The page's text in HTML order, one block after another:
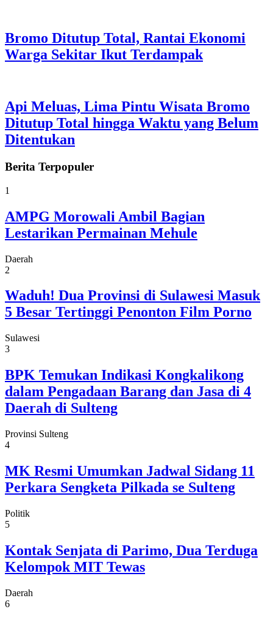
Bromo Ditutup Total, Rantai Ekonomi
Warga Sekitar Ikut Terdampak
Api Meluas, Lima Pintu Wisata Bromo
Ditutup Total hingga Waktu yang Belum
Ditentukan
Berita Terpopuler
1
AMPG Morowali Ambil Bagian
Lestarikan Permainan Mehule
Daerah
2
Waduh! Dua Provinsi di Sulawesi Masuk
5 Besar Tertinggi Penonton Film Porno
Sulawesi
3
BPK Temukan Indikasi Kongkalikong
dalam Pengadaan Barang dan Jasa di 4
Daerah di Sulteng
Provinsi Sulteng
4
MK Resmi Umumkan Jadwal Sidang 11
Perkara Sengketa Pilkada se Sulteng
Politik
5
Kontak Senjata di Parimo, Dua Terduga
Kelompok MIT Tewas
Daerah
6